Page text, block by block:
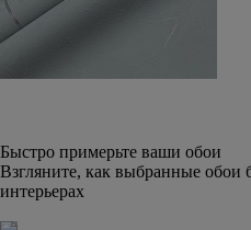
Быстро примерьте ваши обои
Взгляните, как выбранные обои
интерьерах